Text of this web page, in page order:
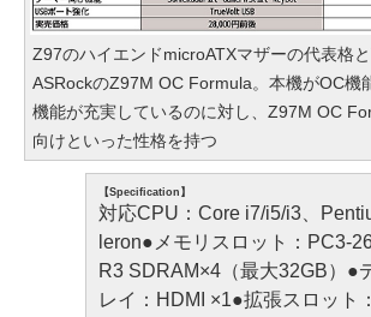
Z97のハイエンドmicroATXマザーの代表格
ASRockのZ97M OC Formula。本機がOC機
機能が充実しているのに対し、Z97M OC
向けといった性格を持つ
【Specification】
対応CPU：Core i7/i5/i3、
leron●メモリスロット：PC3-
R3 SDRAM×4（最大32GB）●
レイ：HDMI ×1●拡張スロット